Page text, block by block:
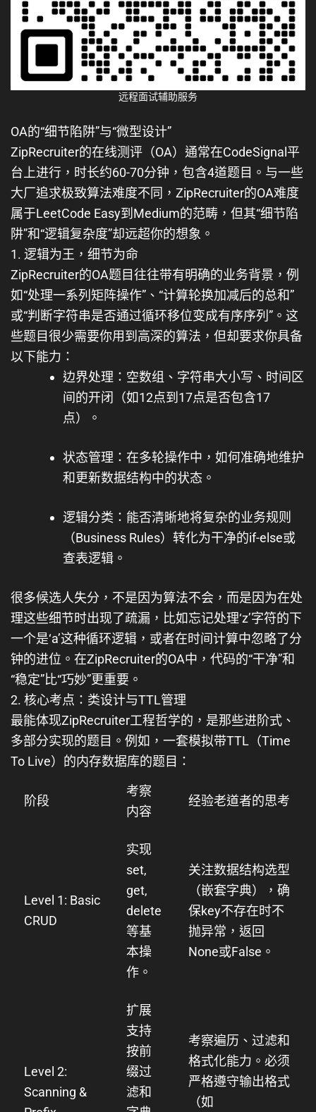
远程面试辅助服务
OA的“细节陷阱”与“微型设计”
ZipRecruiter的在线测评（OA）通常在CodeSignal平
台上进行，时长约60-70分钟，包含4道题目。与一些
大厂追求极致算法难度不同，ZipRecruiter的OA难度
属于LeetCode Easy到Medium的范畴，但其“细节陷
阱”和“逻辑复杂度”却远超你的想象。
1. 逻辑为王，细节为命
ZipRecruiter的OA题目往往带有明确的业务背景，例
如“处理一系列矩阵操作”、“计算轮换加减后的总和”
或“判断字符串是否通过循环移位变成有序序列”。这
些题目很少需要你用到高深的算法，但却要求你具备
以下能力：
边界处理 ：空数组、字符串大小写、时间区
间的开闭（如12点到17点是否包含17
点）。
状态管理 ：在多轮操作中，如何准确地维护
和更新数据结构中的状态。
逻辑分类 ：能否清晰地将复杂的业务规则
（Business Rules）转化为干净的if-else或
查表逻辑。
很多候选人失分，不是因为算法不会，而是因为在处
理这些细节时出现了疏漏，比如忘记处理‘z’字符的下
一个是‘a’这种循环逻辑，或者在时间计算中忽略了分
钟的进位。在ZipRecruiter的OA中， 代码的“干净”和
“稳定”比“巧妙”更重要 。
2. 核心考点：类设计与TTL管理
最能体现ZipRecruiter工程哲学的，是那些进阶式、
多部分实现的题目。例如，一套模拟带TTL（Time
To Live）的内存数据库的题目：
阶段
考察
内容
经验老道者的思考
Level 1: Basic
CRUD
实现
set,
get,
delete
等基
本操
作。
关注数据结构选型
（嵌套字典），确
保key不存在时不
抛异常，返回
None或False 。
Level 2:
Scanning &
扩展
支持
按前
缀过
滤和
考察遍历、过滤和
格式化能力。必须
严格遵守输出格式
（如